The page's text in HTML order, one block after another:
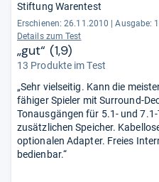
Stiftung Warentest
Erschienen: 26.11.2010
Ausgabe:
Details zum Test
„gut“ (1,9)
13 Produkte im Test
„Sehr vielseitig. Kann die
fähiger Spieler mit Surround-
Tonausgängen für 5.1- und
zusätzlichen Speicher.
optionalen Adapter. Freies
bedienbar.“